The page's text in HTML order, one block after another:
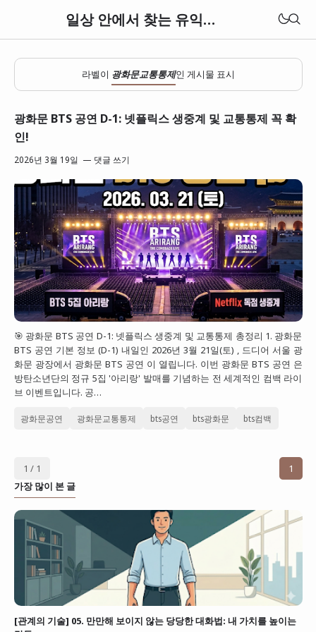
일상 안에서 찾는 유익한 정보들
라벨이 광화문교통통제인 게시물 표시
광화문 BTS 공연 D-1: 넷플릭스 생중계 및 교통통제 꼭 확
인!
2026년 3월 19일 댓글 쓰기
🎯 광화문 BTS 공연 D-1: 넷플릭스 생중계 및 교통통제 총정리 1. 광화문
BTS 공연 기본 정보 (D-1) 내일인 2026년 3월 21일(토) , 드디어 서울 광
화문 광장에서 광화문 BTS 공연 이 열립니다. 이번 광화문 BTS 공연 은
방탄소년단의 정규 5집 '아리랑' 발매를 기념하는 전 세계적인 컴백 라이
브 이벤트입니다. 공…
광화문공연 광화문교통통제 bts공연 bts광화문 bts컴백
1 / 1
1
가장 많이 본 글
[관계의 기술] 05. 만만해 보이지 않는 당당한 대화법: 내 가치를 높이는